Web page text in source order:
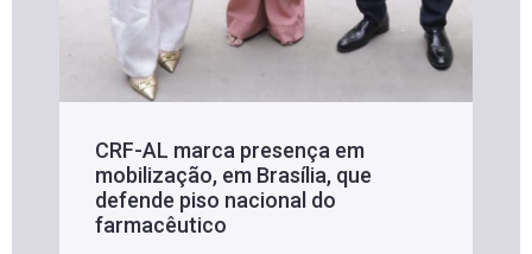
CRF-AL marca presença em
mobilização, em Brasília, que
defende piso nacional do
farmacêutico